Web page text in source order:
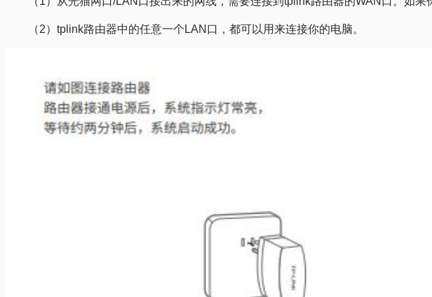
（2）tplink路由器中的任意一个LAN口，都可以用来连接你的电脑。